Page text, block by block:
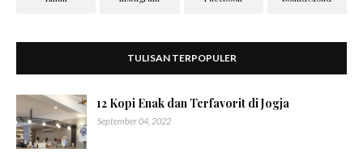
TULISAN TERPOPULER
12 Kopi Enak dan Terfavorit di Jogja
September 04, 2022